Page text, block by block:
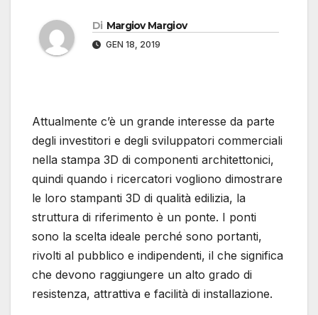
Di Margiov Margiov
GEN 18, 2019
Attualmente c’è un grande interesse da parte
degli investitori e degli sviluppatori commerciali
nella stampa 3D di componenti architettonici,
quindi quando i ricercatori vogliono dimostrare
le loro stampanti 3D di qualità edilizia, la
struttura di riferimento è un ponte. I ponti
sono la scelta ideale perché sono portanti,
rivolti al pubblico e indipendenti, il che significa
che devono raggiungere un alto grado di
resistenza, attrattiva e facilità di installazione.